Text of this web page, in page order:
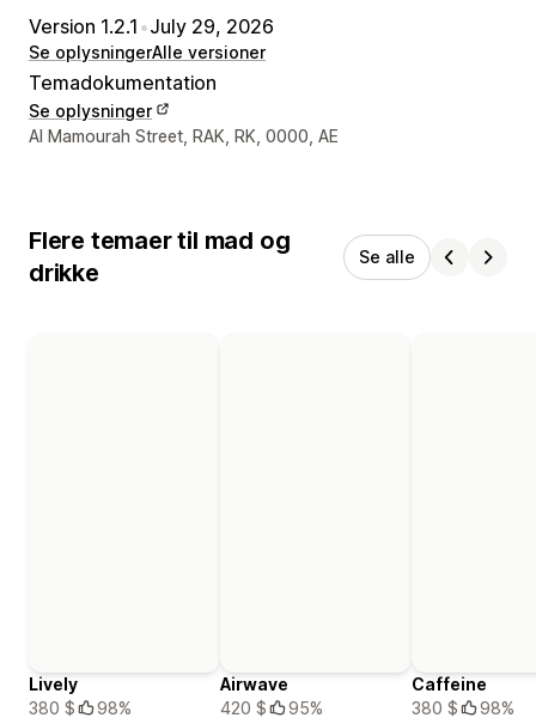
Version 1.2.1 •July 29, 2026
Se oplysningerAlle versioner
Temadokumentation
Se oplysninger
Se kontaktoplysninger
Al Mamourah Street, RAK, RK, 0000, AE
Flere temaer til mad og
drikke
Se alle
Lively
380 $
98%
Airwave
420 $
95%
Caffeine
380 $
98%